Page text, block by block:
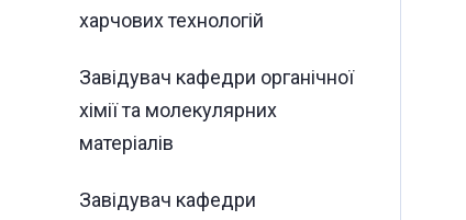
харчових технологій
Завідувач кафедри органічної
хімії та молекулярних
матеріалів
Завідувач кафедри